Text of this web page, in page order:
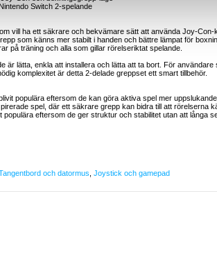
Switch 2-spelande
vill ha ett säkrare och bekvämare sätt att använda Joy-Con-
som känns mer stabilt i handen och bättre lämpat för
på träning och alla som gillar rörelseriktat spelande.
är lätta, enkla att installera och lätta att ta bort. För användare
komplexitet är detta 2-delade greppset ett smart tillbehör.
populära eftersom de kan göra aktiva spel mer
spel, där ett säkrare grepp kan bidra till att rörelserna
eftersom de ger struktur och stabilitet utan att långa
och datormus Joystick och gamepad